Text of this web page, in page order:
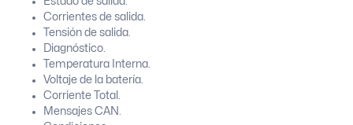
Corrientes de salida.
Tensión de salida.
Diagnóstico.
Temperatura Interna.
Voltaje de la batería.
Corriente Total.
Mensajes CAN.